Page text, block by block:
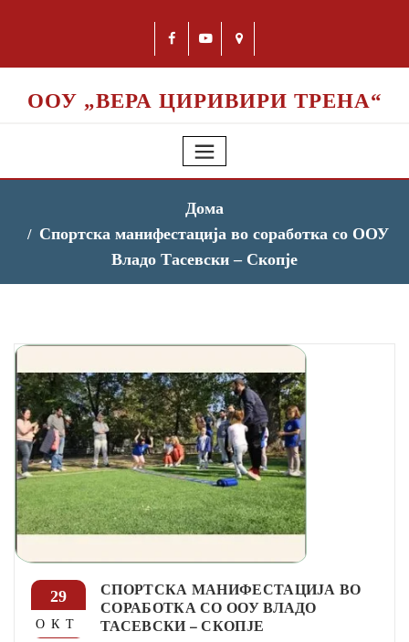
ООУ „ВЕРА ЦИРИВИРИ ТРЕНА“
Дома
Спортска манифестација во соработка со ООУ
Владо Тасевски – Скопје
29
ОКТ
СПОРТСКА МАНИФЕСТАЦИЈА ВО
СОРАБОТКА СО ООУ ВЛАДО
ТАСЕВСКИ – СКОПЈЕ